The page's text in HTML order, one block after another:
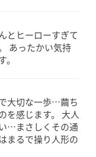
とヒーローすぎて
あったかい気持
大切な一歩…繭ち
を感じます。 大人
…まさしくその通
まるで操り人形の